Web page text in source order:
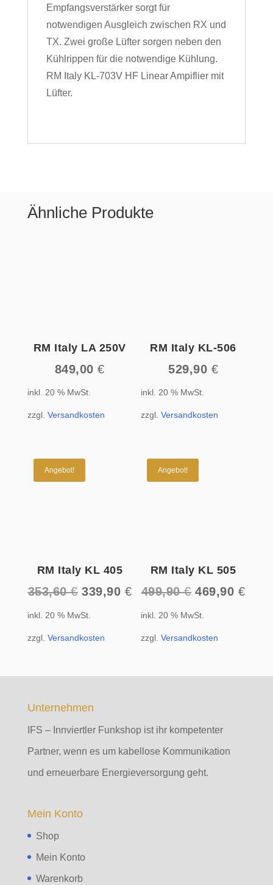
Empfangsverstärker sorgt für
notwendigen Ausgleich zwischen RX und
TX. Zwei große Lüfter sorgen neben den
Kühlrippen für die notwendige Kühlung.
RM Italy KL-703V HF Linear Ampiflier mit
Lüfter.
Ähnliche Produkte
RM Italy LA 250V
849,00€
inkl. 20 % MwSt.
zzgl. Versandkosten
RM Italy KL-506
529,90 €
inkl. 20 % MwSt.
zzgl.Versandkosten
Angebot!
RM Italy KL 405
353,60€ Ursprünglicher
war:
353,60 €
339,90 €Aktueller
ist:
339,90 €.
inkl. 20 % MwSt.
zzgl. Versandkosten
Angebot!
RM Italy KL 505
499,90€
war:
499,90 €
469,90 €
inkl. 20 % MwSt.
zzgl.Versandkosten
Unternehmen
IFS – Innviertler Funkshop ist ihr kompetenter
Partner, wenn es um kabellose Kommunikation
und erneuerbare Energieversorgung geht.
Mein Konto
Shop
Mein Konto
Warenkorb